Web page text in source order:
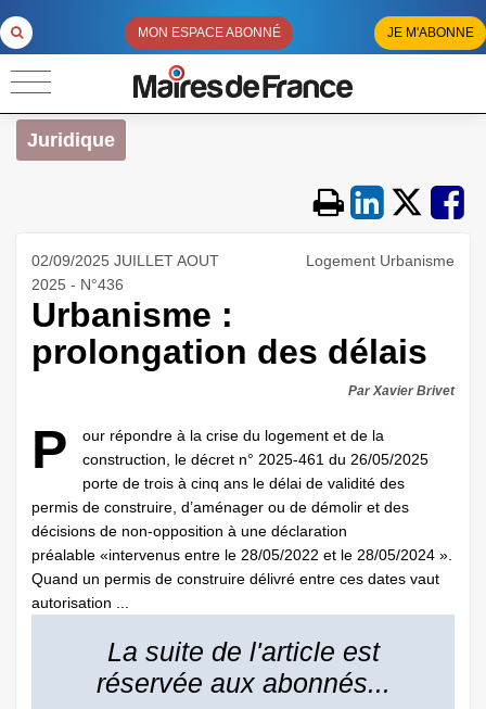
MON ESPACE ABONNÉ JE M'ABONNE
Juridique
02/09/2025 JUILLET AOUT
2025 - N°436
Logement Urbanisme
Urbanisme :
prolongation des délais
Par Xavier Brivet
P
our répondre à la crise du logement et de la
construction, le décret n° 2025-461 du 26/05/2025
porte de trois à cinq ans le délai de validité des
permis de construire, d’aménager ou de démolir et des
décisions de non-opposition à une déclaration
préalable «intervenus entre le 28/05/2022 et le 28/05/2024 ».
Quand un permis de construire délivré entre ces dates vaut
autorisation ...
La suite de l'article est
réservée aux abonnés...